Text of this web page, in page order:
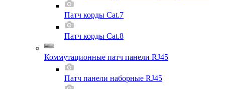
Патч корды Cat.7
Патч корды Cat.8
Коммутационные патч панели RJ45
Патч панели наборные RJ45